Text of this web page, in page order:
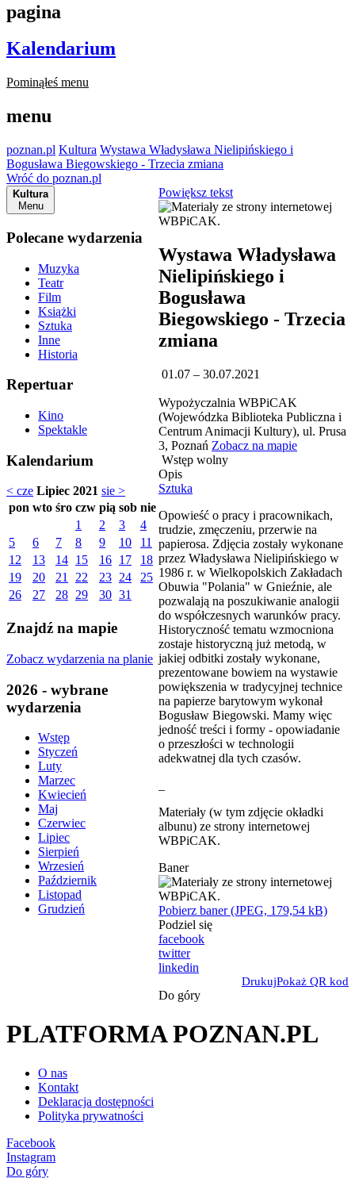
pagina
Kalendarium
Pominąłeś menu
menu
poznan.pl Kultura Wystawa Władysława Nielipińskiego i
Bogusława Biegowskiego - Trzecia zmiana
Wróć do poznan.pl
Kultura
Menu
Polecane wydarzenia
Muzyka
Teatr
Film
Książki
Sztuka
Inne
Historia
Repertuar
Kino
Spektakle
Kalendarium
< cze Lipiec 2021 sie >
pon wto śro czw pią sob nie
1
2 3
4
5
6 7 8 9 10
11
12
13 14 15 16 17
18
19
20 21 22 23 24
25
26
27 28 29 30 31
Znajdź na mapie
Zobacz wydarzenia na planie
2026 - wybrane
wydarzenia
Wstęp
Styczeń
Luty
Marzec
Kwiecień
Maj
Czerwiec
Lipiec
Sierpień
Wrzesień
Październik
Listopad
Grudzień
Powiększ tekst
Wystawa Władysława
Nielipińskiego i
Bogusława
Biegowskiego - Trzecia
zmiana
01.07 – 30.07.2021
Wypożyczalnia WBPiCAK
(Wojewódzka Biblioteka Publiczna i
Centrum Animacji Kultury), ul. Prusa
3, Poznań Zobacz na mapie
Wstęp wolny
Opis
Sztuka
Opowieść o pracy i pracownikach,
trudzie, zmęczeniu, przerwie na
papierosa. Zdjęcia zostały wykonane
przez Władysława Nielipińskiego w
1986 r. w Wielkopolskich Zakładach
Obuwia "Polania" w Gnieźnie, ale
pozwalają na poszukiwanie analogii
do współczesnych warunków pracy.
Historyczność tematu wzmocniona
zostaje historyczną już metodą, w
jakiej odbitki zostały wykonane,
prezentowane bowiem na wystawie
powiększenia w tradycyjnej technice
na papierze barytowym wykonał
Bogusław Biegowski. Mamy więc
jedność treści i formy - opowiadanie
o przeszłości w technologii
adekwatnej dla tych czasów.
Materiały (w tym zdjęcie okładki
albunu) ze strony internetowej
WBPiCAK.
Baner
Pobierz baner (JPEG, 179,54 kB)
Podziel się
facebook
twitter
linkedin
DrukujPokaż QR kod
Do góry
PLATFORMA POZNAN.PL
O nas
Kontakt
Deklaracja dostępności
Polityka prywatności
Facebook
Instagram
Do góry